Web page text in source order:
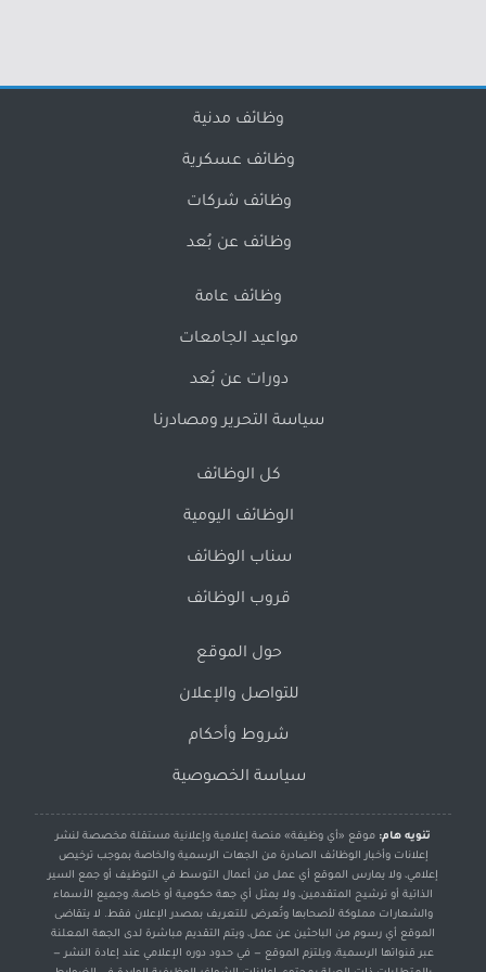
وظائف مدنية
وظائف عسكرية
وظائف شركات
وظائف عن بُعد
وظائف عامة
مواعيد الجامعات
دورات عن بُعد
سياسة التحرير ومصادرنا
كل الوظائف
الوظائف اليومية
سناب الوظائف
قروب الوظائف
حول الموقع
للتواصل والإعلان
شروط وأحكام
سياسة الخصوصية
تنويه هام: موقع «أي وظيفة» منصة إعلامية وإعلانية مستقلة مخصصة لنشر
إعلانات وأخبار الوظائف الصادرة من الجهات الرسمية والخاصة بموجب ترخيص
إعلامي، ولا يمارس الموقع أي عمل من أعمال التوسط في التوظيف أو جمع السير
الذاتية أو ترشيح المتقدمين، ولا يمثل أي جهة حكومية أو خاصة، وجميع الأسماء
والشعارات مملوكة لأصحابها وتُعرض للتعريف بمصدر الإعلان فقط. لا يتقاضى
الموقع أي رسوم من الباحثين عن عمل، ويتم التقديم مباشرة لدى الجهة المعلنة
عبر قنواتها الرسمية، ويلتزم الموقع — في حدود دوره الإعلامي عند إعادة النشر —